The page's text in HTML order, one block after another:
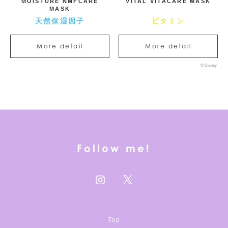
ビタミン
More detail
はちみつ
More detail
© Disney
Follow me!
Top